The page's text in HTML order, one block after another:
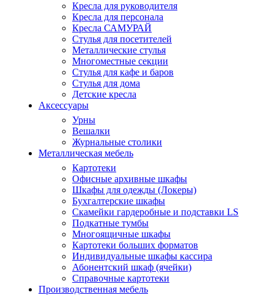
Кресла для руководителя
Кресла для персонала
Кресла САМУРАЙ
Стулья для посетителей
Металлические стулья
Многоместные секции
Стулья для кафе и баров
Стулья для дома
Детские кресла
Аксессуары
Урны
Вешалки
Журнальные столики
Металлическая мебель
Картотеки
Офисные архивные шкафы
Шкафы для одежды (Локеры)
Бухгалтерские шкафы
Скамейки гардеробные и подставки LS
Подкатные тумбы
Многоящичные шкафы
Картотеки больших форматов
Индивидуальные шкафы кассира
Абонентский шкаф (ячейки)
Справочные картотеки
Производственная мебель